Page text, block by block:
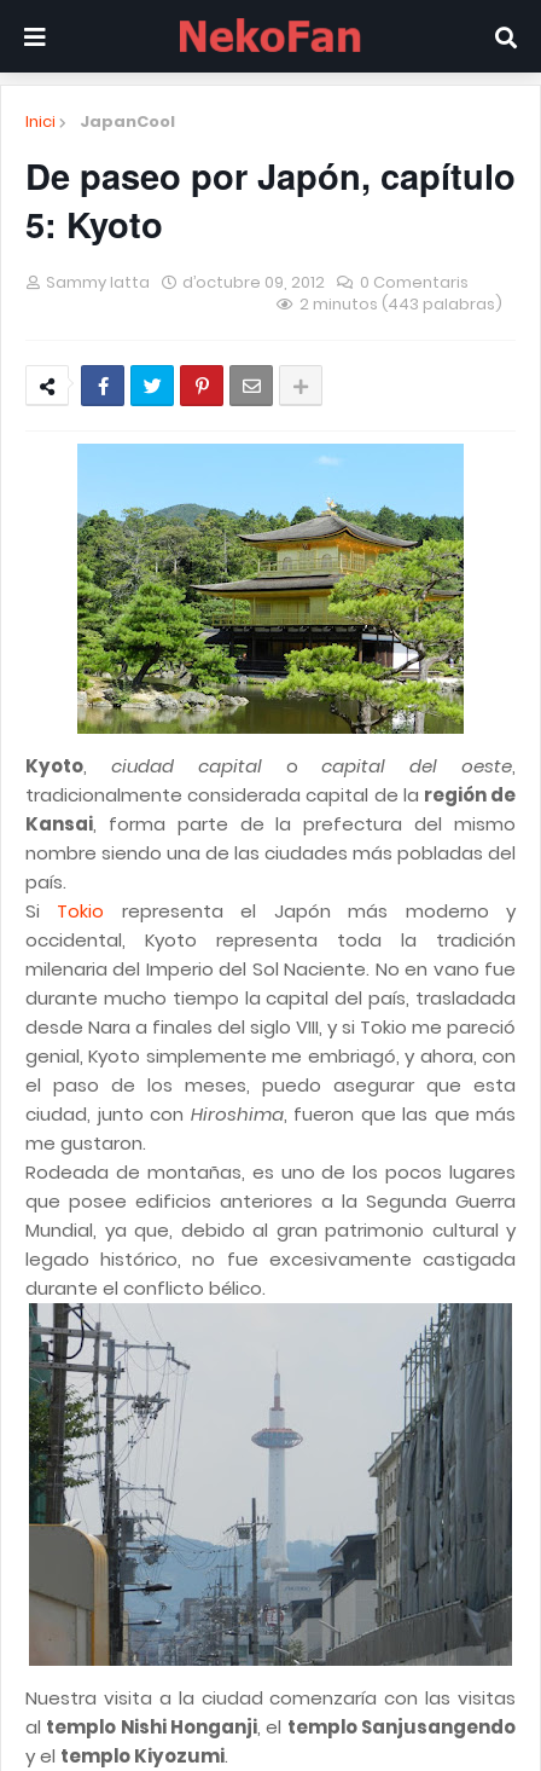
Inici JapanCool
De paseo por Japón, capítulo
5: Kyoto
Sammy Iatta d’octubre 09, 2012
0 Comentaris
2 minutos (443 palabras)
Kyoto, ciudad capitalocapital del oeste,
tradicionalmente considerada capital de la región de
Kansai, forma parte de la prefectura del mismo
nombre siendo una de las ciudades más pobladas del
país.
Si Tokio representa el Japón más moderno y
occidental, Kyoto representa toda la tradición
milenaria del Imperio del Sol Naciente. No en vano fue
durante mucho tiempo la capital del país, trasladada
desde Nara a finales del siglo VIII, y si Tokio me pareció
genial, Kyoto simplemente me embriagó, y ahora, con
el paso de los meses, puedo asegurar que esta
ciudad, junto con Hiroshima, fueron que las que más
me gustaron.
Rodeada de montañas, es uno de los pocos lugares
que posee edificios anteriores a la Segunda Guerra
Mundial, ya que, debido al gran patrimonio cultural y
legado histórico, no fue excesivamente castigada
durante el conflicto bélico.
Nuestra visita a la ciudad comenzaría con las visitas
al templo Nishi Honganji, el templo Sanjusangendo
y el templo Kiyozumi.